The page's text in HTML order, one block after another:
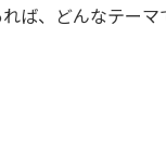
ば、どんなテー